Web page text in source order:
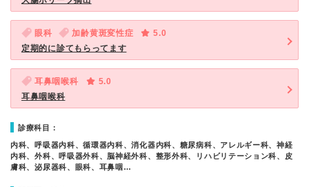
眼科 加齢黄斑変性症
5.0
定期的に診てもらってます
耳鼻咽喉科
5.0
耳鼻咽喉科
診療科目：
内科、呼吸器内科、循環器内科、消化器内科、糖尿病科、アレルギー科、神経
内科、外科、呼吸器外科、脳神経外科、整形外科、リハビリテーション科、皮
膚科、泌尿器科、眼科、耳鼻咽…